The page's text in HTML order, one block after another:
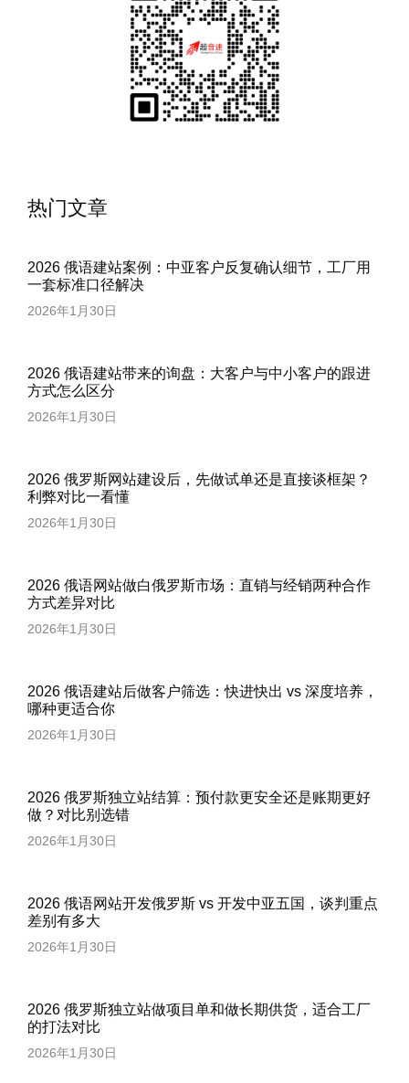
热门文章
2026 俄语建站案例：中亚客户反复确认细节，工厂用
一套标准口径解决
2026年1月30日
2026 俄语建站带来的询盘：大客户与中小客户的跟进
方式怎么区分
2026年1月30日
2026 俄罗斯网站建设后，先做试单还是直接谈框架？
利弊对比一看懂
2026年1月30日
2026 俄语网站做白俄罗斯市场：直销与经销两种合作
方式差异对比
2026年1月30日
2026 俄语建站后做客户筛选：快进快出 vs 深度培养，
哪种更适合你
2026年1月30日
2026 俄罗斯独立站结算：预付款更安全还是账期更好
做？对比别选错
2026年1月30日
2026 俄语网站开发俄罗斯 vs 开发中亚五国，谈判重点
差别有多大
2026年1月30日
2026 俄罗斯独立站做项目单和做长期供货，适合工厂
的打法对比
2026年1月30日